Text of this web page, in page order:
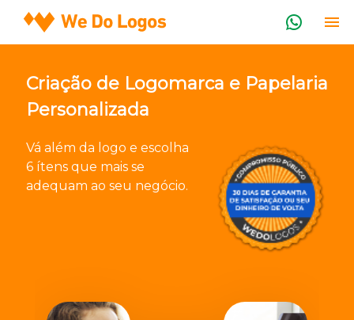
Criação de Logomarca e Papelaria
Personalizada
Vá além da logo e escolha
6 ítens que mais se
adequam ao seu negócio.